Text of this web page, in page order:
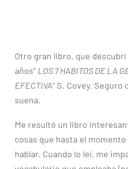
Otro gran libro, que descubrí
años” LOS 7 HABITOS DE LA
EFECTIVA” S. Covey. Seguro
suena.
Me resultó un libro
cosas que hasta el momento
hablar. Cuando lo leí, me